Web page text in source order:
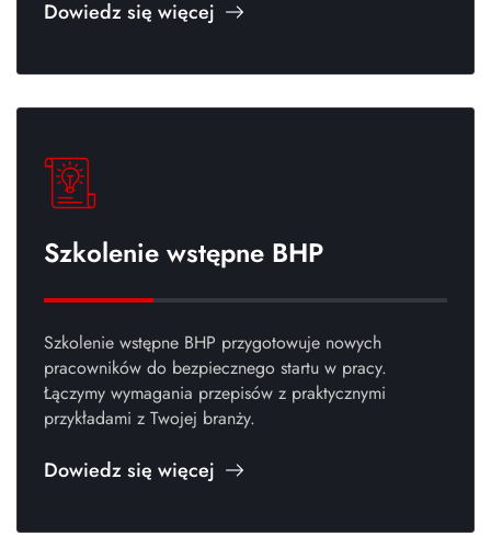
Dowiedz się więcej
Szkolenie wstępne BHP
Szkolenie wstępne BHP przygotowuje nowych
pracowników do bezpiecznego startu w pracy.
Łączymy wymagania przepisów z praktycznymi
przykładami z Twojej branży.
Dowiedz się więcej